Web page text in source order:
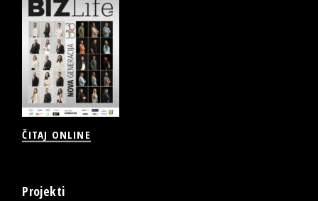
ČITAJ ONLINE
Projekti